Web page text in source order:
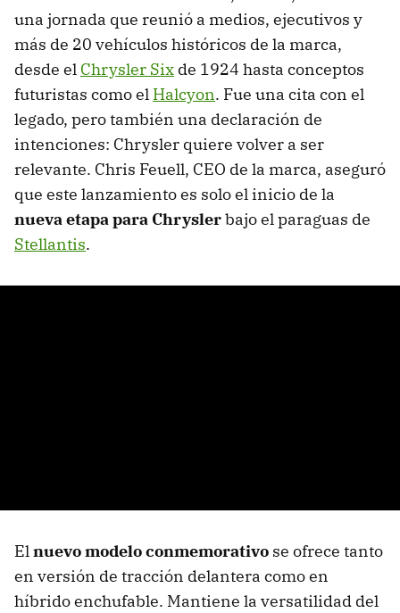
una jornada que reunió a medios, ejecutivos y
más de 20 vehículos históricos de la marca,
desde el Chrysler Six de 1924 hasta conceptos
futuristas como el Halcyon. Fue una cita con el
legado, pero también una declaración de
intenciones: Chrysler quiere volver a ser
relevante. Chris Feuell, CEO de la marca, aseguró
que este lanzamiento es solo el inicio de la
nueva etapa para Chryslerbajo el paraguas de
Stellantis.
Elnuevo modelo conmemorativo se ofrece tanto
en versión de tracción delantera como en
híbrido enchufable. Mantiene la versatilidad del